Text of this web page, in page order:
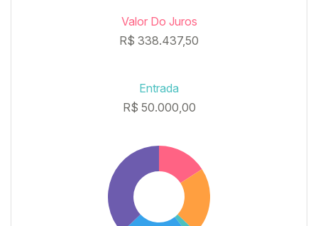
Valor Do Juros
R$ 338.437,50
Entrada
R$ 50.000,00